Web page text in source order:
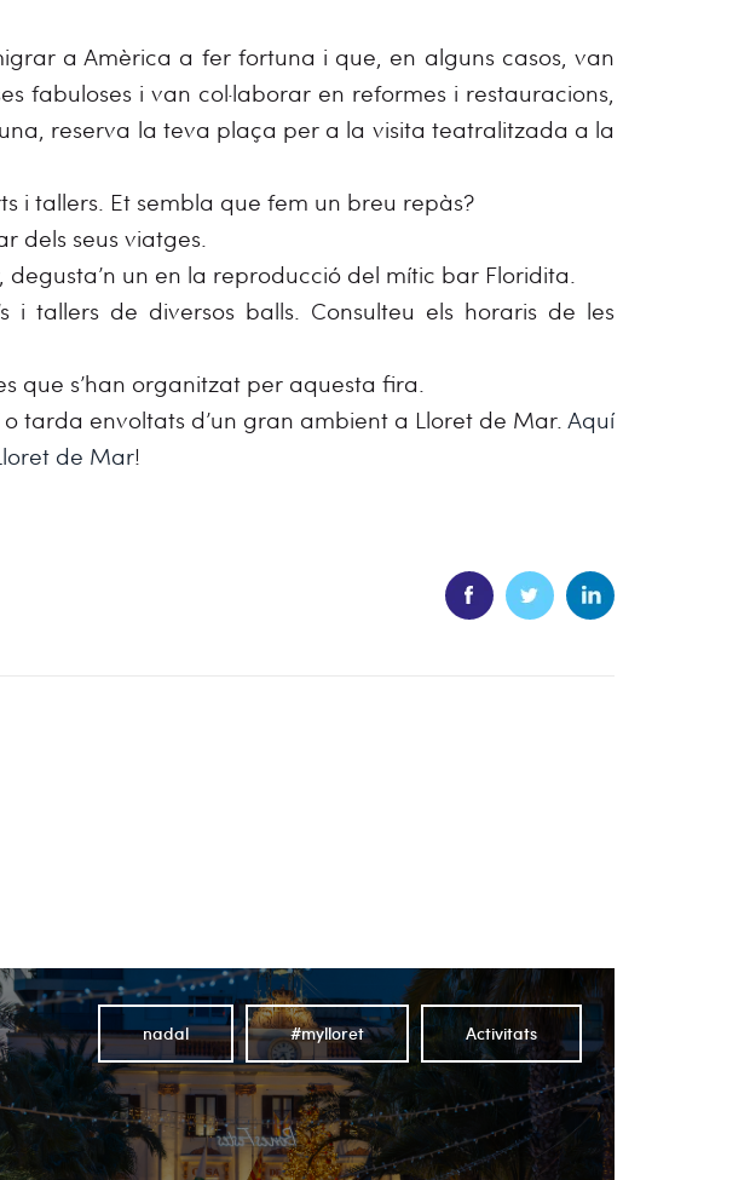
a Amèrica a fer fortuna i que, en alguns casos, van
fabuloses i van col·laborar en reformes i restauracions,
reserva la teva plaça per a la visita teatralitzada a la
i tallers. Et sembla que fem un breu repàs?
dels seus viatges.
un en la reproducció del mític bar Floridita.
tallers de diversos balls. Consulteu els horaris de les
que s’han organitzat per aquesta fira.
tarda envoltats d’un gran ambient a Lloret de Mar. Aquí
de Mar!
Activitats
#mylloret
nadal